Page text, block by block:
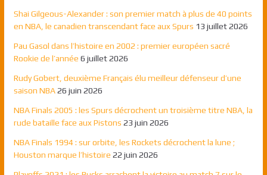
Shai Gilgeous-Alexander : son premier match à plus de 40 points
en NBA, le canadien transcendant face aux Spurs 13 juillet 2026
Pau Gasol dans l’histoire en 2002 : premier européen sacré
Rookie de l’année 6 juillet 2026
Rudy Gobert, deuxième Français élu meilleur défenseur d’une
saison NBA 26 juin 2026
NBA Finals 2005 : les Spurs décrochent un troisième titre NBA, la
rude bataille face aux Pistons 23 juin 2026
NBA Finals 1994 : sur orbite, les Rockets décrochent la lune ;
Houston marque l’histoire 22 juin 2026